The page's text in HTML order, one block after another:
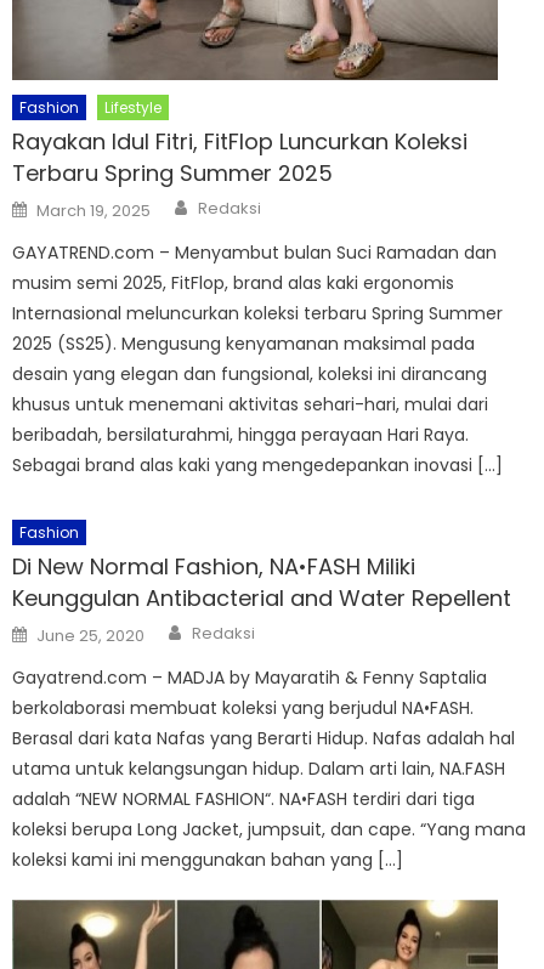
Fashion Lifestyle
Rayakan Idul Fitri, FitFlop Luncurkan Koleksi
Terbaru Spring Summer 2025
Posted
on
March 19, 2025 Author
Redaksi
GAYATREND.com – Menyambut bulan Suci Ramadan dan
musim semi 2025, FitFlop, brand alas kaki ergonomis
Internasional meluncurkan koleksi terbaru Spring Summer
2025 (SS25). Mengusung kenyamanan maksimal pada
desain yang elegan dan fungsional, koleksi ini dirancang
khusus untuk menemani aktivitas sehari-hari, mulai dari
beribadah, bersilaturahmi, hingga perayaan Hari Raya.
Sebagai brand alas kaki yang mengedepankan inovasi […]
Fashion
Di New Normal Fashion, NA•FASH Miliki
Keunggulan Antibacterial and Water Repellent
Posted
on
June 25, 2020 Author
Redaksi
Gayatrend.com – MADJA by Mayaratih & Fenny Saptalia
berkolaborasi membuat koleksi yang berjudul NA•FASH.
Berasal dari kata Nafas yang Berarti Hidup. Nafas adalah hal
utama untuk kelangsungan hidup. Dalam arti lain, NA.FASH
adalah “NEW NORMAL FASHION“. NA•FASH terdiri dari tiga
koleksi berupa Long Jacket, jumpsuit, dan cape. “Yang mana
koleksi kami ini menggunakan bahan yang […]